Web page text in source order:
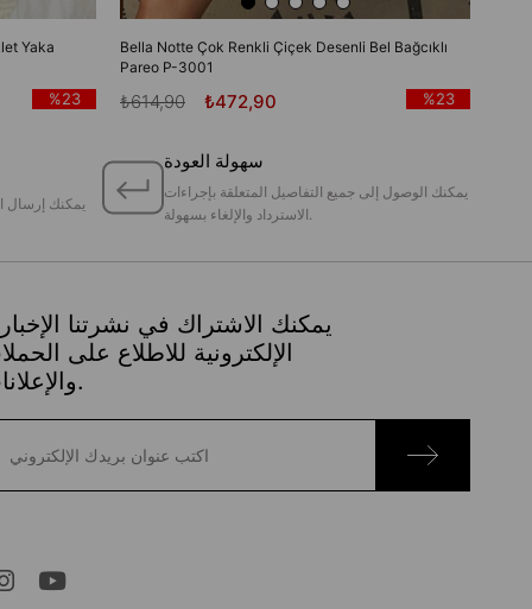
Yaka
%23
Bella Notte Çok Renkli Çiçek Desenli Bel Bağcıklı
Pareo P-3001
₺472,90
₺614,90 %23
يمكنك إرسال
سهولة العودة
يمكنك الوصول إلى جميع التفاصيل المتعلقة بإجراءات
الاسترداد والإلغاء بسهولة.
يمكنك الاشتراك في نشرتنا
الإلكترونية للاطلاع على
والإعلانات.